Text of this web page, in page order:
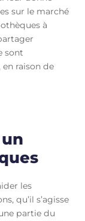
sur le marché
à
sont
raison de
les
qu’il s’agisse
partie du